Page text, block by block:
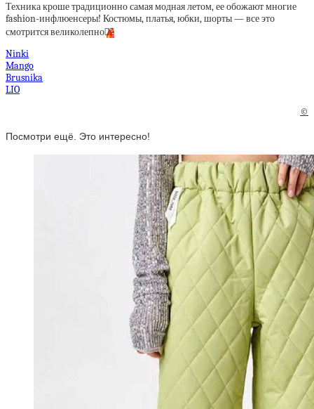
Техника кроше традиционно самая модная летом, ее обожают многие
fashion-инфлюенсеры! Костюмы, платья, юбки, шорты — все это
смотрится великолепно❤️‍🔥
Ninki
Mango
Brusnika
LIO
©
Посмотри ещё. Это интересно!